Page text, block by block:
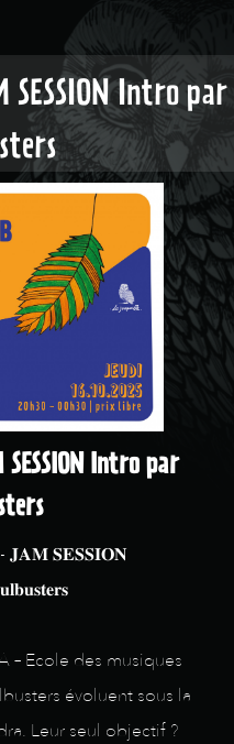
SESSION Intro par
SESSION Intro par
𝐉𝐀𝐌 𝐒𝐄𝐒𝐒𝐈𝐎𝐍
– Ecole des musiques
évoluent sous la
Leur seul objectif ?